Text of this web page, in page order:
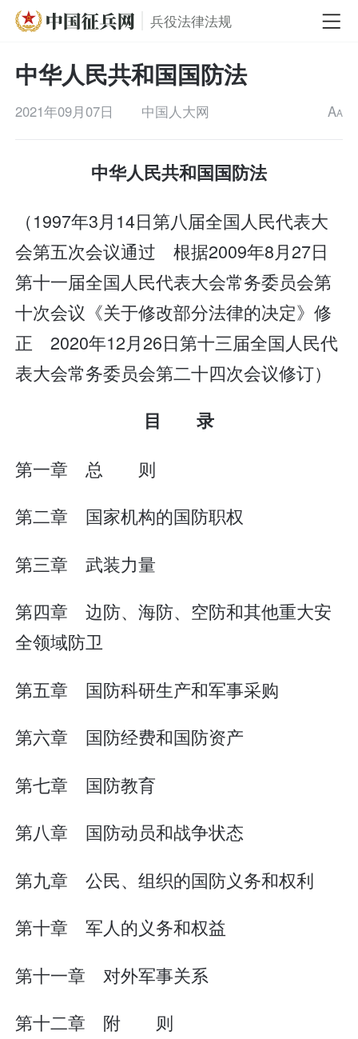
兵役法律法规
中华人民共和国国防法
2021年09月07日 中国人大网 AA
中华人民共和国国防法
（1997年3月14日第八届全国人民代表大
会第五次会议通过 根据2009年8月27日
第十一届全国人民代表大会常务委员会第
十次会议《关于修改部分法律的决定》修
正 2020年12月26日第十三届全国人民代
表大会常务委员会第二十四次会议修订）
目 录
第一章 总 则
第二章 国家机构的国防职权
第三章 武装力量
第四章 边防、海防、空防和其他重大安
全领域防卫
第五章 国防科研生产和军事采购
第六章 国防经费和国防资产
第七章 国防教育
第八章 国防动员和战争状态
第九章 公民、组织的国防义务和权利
第十章 军人的义务和权益
第十一章 对外军事关系
第十二章 附 则